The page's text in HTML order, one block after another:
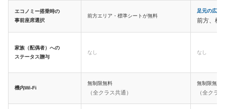
エコノミー搭乗時の
事前座席選択
前方エリア・標準シートが無料
足元の広い
前方、標
家族（配偶者）への
ステータス贈与
なし なし
機内Wi-Fi
無制限無料
（全クラス共通）
無制限無料
（全クラ